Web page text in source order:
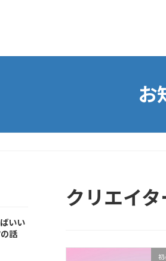
お
クリエイ
初
いい
話